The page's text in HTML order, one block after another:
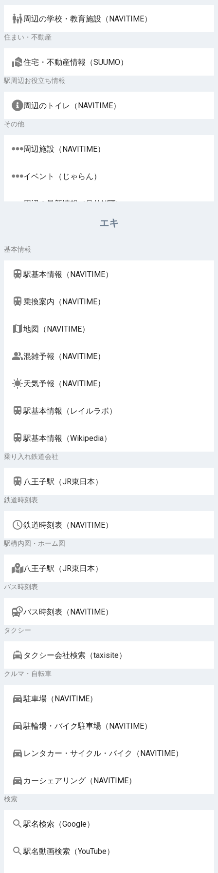
周辺の学校・教育施設（NAVITIME）
住まい・不動産
住宅・不動産情報（SUUMO）
駅周辺お役立ち情報
周辺のトイレ（NAVITIME）
その他
周辺施設（NAVITIME）
イベント（じゃらん）
周辺の最新情報（号外NET）
エキ
基本情報
駅基本情報（NAVITIME）
乗換案内（NAVITIME）
地図（NAVITIME）
混雑予報（NAVITIME）
天気予報（NAVITIME）
駅基本情報（レイルラボ）
駅基本情報（Wikipedia）
乗り入れ鉄道会社
八王子駅（JR東日本）
鉄道時刻表
鉄道時刻表（NAVITIME）
駅構内図・ホーム図
八王子駅（JR東日本）
バス時刻表
バス時刻表（NAVITIME）
タクシー
タクシー会社検索（taxisite）
クルマ・自転車
駐車場（NAVITIME）
駐輪場・バイク駐車場（NAVITIME）
レンタカー・サイクル・バイク（NAVITIME）
カーシェアリング（NAVITIME）
検索
駅名検索（Google）
駅名動画検索（YouTube）